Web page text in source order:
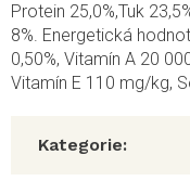
Protein 25,0%,Tuk
8%. Energetická
0,50%, Vitamín A 20
Vitamín E 110 mg/kg,
Kategorie: